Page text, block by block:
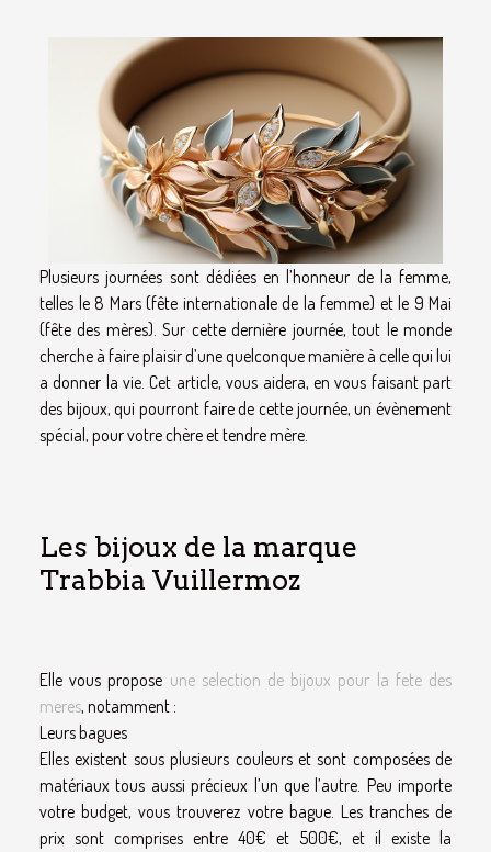
Plusieurs journées sont dédiées en l’honneur de la femme,
telles le 8 Mars (fête internationale de la femme) et le 9 Mai
(fête des mères). Sur cette dernière journée, tout le monde
cherche à faire plaisir d’une quelconque manière à celle qui lui
a donner la vie. Cet article, vous aidera, en vous faisant part
des bijoux, qui pourront faire de cette journée, un évènement
spécial, pour votre chère et tendre mère.
Les bijoux de la marque
Trabbia Vuillermoz
Elle vous propose une selection de bijoux pour la fete des
meres, notamment :
Leurs bagues
Elles existent sous plusieurs couleurs et sont composées de
matériaux tous aussi précieux l’un que l’autre. Peu importe
votre budget, vous trouverez votre bague. Les tranches de
prix sont comprises entre 40€ et 500€, et il existe la